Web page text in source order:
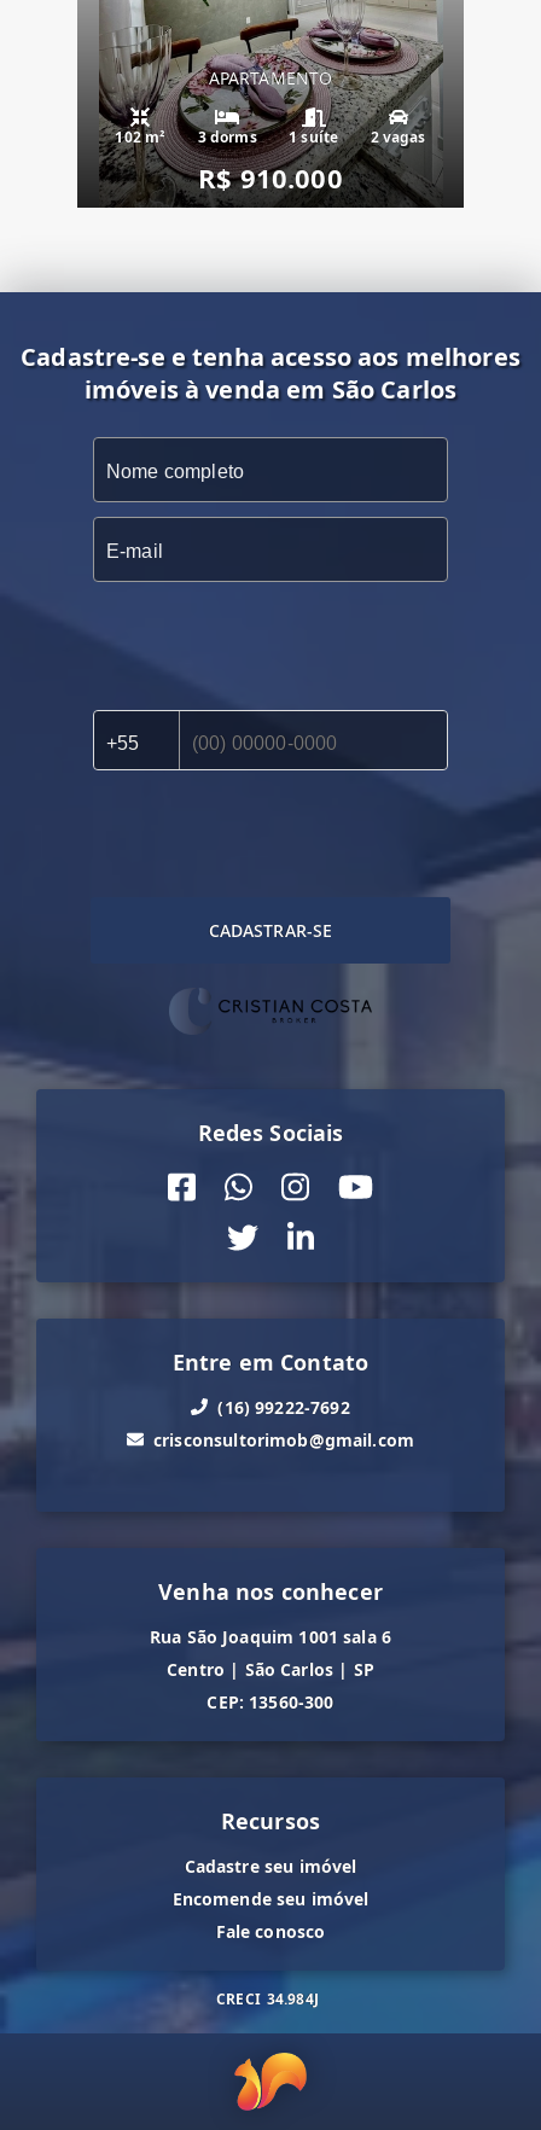
APARTAMENTO
102 m² 3 dorms 1 suíte 2 vagas
R$ 910.000
Cadastre-se e tenha acesso aos melhores
imóveis à venda em São Carlos
CADASTRAR-SE
Redes Sociais
Entre em Contato
(16) 99222-7692
crisconsultorimob@gmail.com
Venha nos conhecer
Rua São Joaquim 1001 sala 6
Centro | São Carlos | SP
CEP: 13560-300
Recursos
Cadastre seu imóvel
Encomende seu imóvel
Fale conosco
CRECI 34.984J